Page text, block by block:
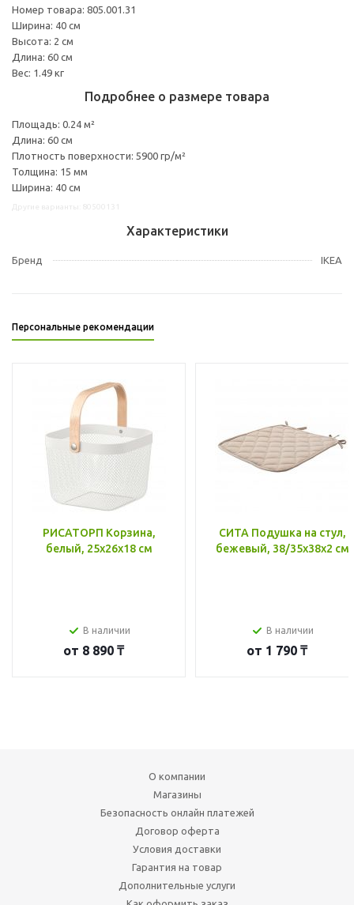
Номер товара: 805.001.31
Ширина: 40 см
Высота: 2 см
Длина: 60 см
Вес: 1.49 кг
Подробнее о размере товара
Площадь: 0.24 м²
Длина: 60 см
Плотность поверхности: 5900 гр/м²
Толщина: 15 мм
Ширина: 40 см
Характеристики
Бренд IKEA
Персональные рекомендации
РИСАТОРП Корзина,
белый, 25x26x18 см
В наличии
от 8 890 ₸
СИТА Подушка на стул,
бежевый, 38/35x38x2 см
В наличии
от 1 790 ₸
О компании
Магазины
Безопасность онлайн платежей
Договор оферта
Условия доставки
Гарантия на товар
Дополнительные услуги